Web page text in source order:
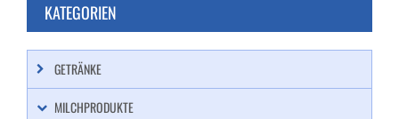
KATEGORIEN
GETRÄNKE
MILCHPRODUKTE